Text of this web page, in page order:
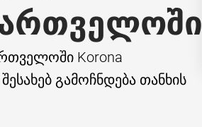
Korona
გამოჩნდება თანხის